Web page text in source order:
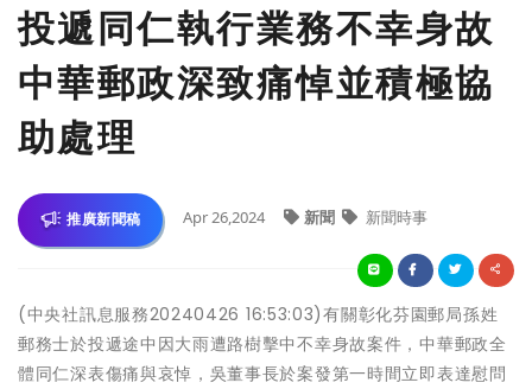
投遞同仁執行業務不幸身故
中華郵政深致痛悼並積極協
助處理
推廣新聞稿 Apr 26,2024 新聞 新聞時事
(中央社訊息服務20240426 16:53:03)有關彰化芬園郵局孫姓
郵務士於投遞途中因大雨遭路樹擊中不幸身故案件，中華郵政全
體同仁深表傷痛與哀悼，吳董事長於案發第一時間立即表達慰問